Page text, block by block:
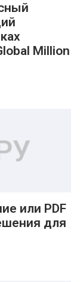
Million
или PDF
для